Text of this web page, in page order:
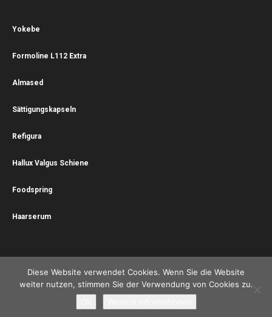
Yokebe
Formoline L112 Extra
Almased
Sättigungskapseln
Refigura
Hallux Valgus Schiene
Foodspring
Haarserum
Impressum Datenschutz Offenlegung & Disclaimer Über uns
Copyright © 2020 by Gesundheit-im-Leben.com
Diese Website verwendet Cookies. Wenn Sie die Website
weiter nutzen, stimmen Sie der Verwendung von Cookies zu.